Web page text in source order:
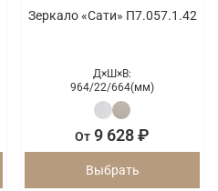
Зеркало «Сати» П7.057.1.42
Д×Ш×В:
964/22/664(мм)
От 9 628 ₽
Выбрать